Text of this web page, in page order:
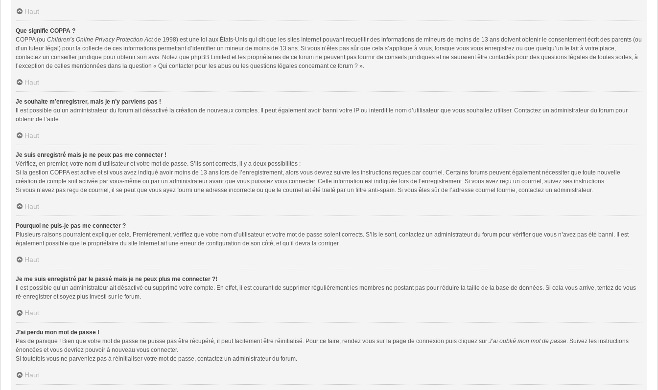
Haut
Que signifie COPPA ?
COPPA (ou Children’s Online Privacy Protection Actde 1998) est une loi aux États-Unis qui dit que les sites Internet pouvant recueillir des informations de mineurs de moins de 13 ans doivent obtenir le consentement écrit des parents (ou
d’un tuteur légal) pour la collecte de ces informations permettant d’identifier un mineur de moins de 13 ans. Si vous n’êtes pas sûr que cela s’applique à vous, lorsque vous vous enregistrez ou que quelqu’un le fait à votre place,
contactez un conseiller juridique pour obtenir son avis. Notez que phpBB Limited et les propriétaires de ce forum ne peuvent pas fournir de conseils juridiques et ne sauraient être contactés pour des questions légales de toutes sortes, à
l’exception de celles mentionnées dans la question « Qui contacter pour les abus ou les questions légales concernant ce forum ? ».
Haut
Je souhaite m’enregistrer, mais je n’y parviens pas !
Il est possible qu’un administrateur du forum ait désactivé la création de nouveaux comptes. Il peut également avoir banni votre IP ou interdit le nom d’utilisateur que vous souhaitez utiliser. Contactez un administrateur du forum pour
obtenir de l’aide.
Haut
Je suis enregistré mais je ne peux pas me connecter !
Vérifiez, en premier, votre nom d’utilisateur et votre mot de passe. S’ils sont corrects, il y a deux possibilités :
Si la gestion COPPA est active et si vous avez indiqué avoir moins de 13 ans lors de l’enregistrement, alors vous devrez suivre les instructions reçues par courriel. Certains forums peuvent également nécessiter que toute nouvelle
création de compte soit activée par vous-même ou par un administrateur avant que vous puissiez vous connecter. Cette information est indiquée lors de l’enregistrement. Si vous avez reçu un courriel, suivez ses instructions.
Si vous n’avez pas reçu de courriel, il se peut que vous ayez fourni une adresse incorrecte ou que le courriel ait été traité par un filtre anti-spam. Si vous êtes sûr de l’adresse courriel fournie, contactez un administrateur.
Haut
Pourquoi ne puis-je pas me connecter ?
Plusieurs raisons pourraient expliquer cela. Premièrement, vérifiez que votre nom d’utilisateur et votre mot de passe soient corrects. S’ils le sont, contactez un administrateur du forum pour vérifier que vous n’avez pas été banni. Il est
également possible que le propriétaire du site Internet ait une erreur de configuration de son côté, et qu’il devra la corriger.
Haut
Je me suis enregistré par le passé mais je ne peux plus me connecter ?!
Il est possible qu’un administrateur ait désactivé ou supprimé votre compte. En effet, il est courant de supprimer régulièrement les membres ne postant pas pour réduire la taille de la base de données. Si cela vous arrive, tentez de vous
ré-enregistrer et soyez plus investi sur le forum.
Haut
J’ai perdu mon mot de passe !
Pas de panique ! Bien que votre mot de passe ne puisse pas être récupéré, il peut facilement être réinitialisé. Pour ce faire, rendez vous sur la page de connexion puis cliquez sur J’ai oublié mon mot de passe. Suivez les instructions
énoncées et vous devriez pouvoir à nouveau vous connecter.
Si toutefois vous ne parveniez pas à réinitialiser votre mot de passe, contactez un administrateur du forum.
Haut